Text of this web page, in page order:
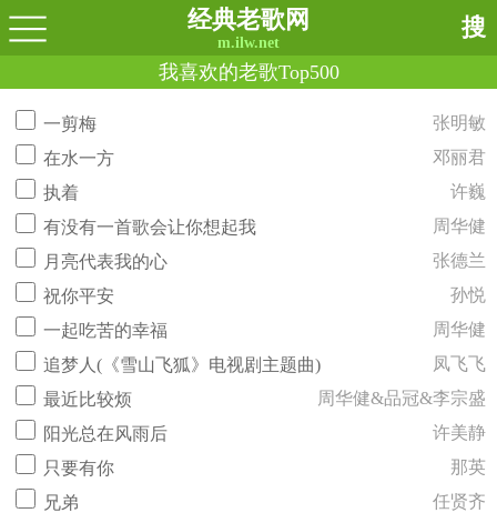
经典老歌网
m.ilw.net
搜
我喜欢的老歌Top500
一剪梅
张明敏
在水一方
邓丽君
执着
许巍
有没有一首歌会让你想起我
周华健
月亮代表我的心
张德兰
祝你平安
孙悦
一起吃苦的幸福
周华健
追梦人(《雪山飞狐》电视剧主题曲)
凤飞飞
最近比较烦
周华健&品冠&李宗盛
阳光总在风雨后
许美静
只要有你
那英
兄弟
任贤齐